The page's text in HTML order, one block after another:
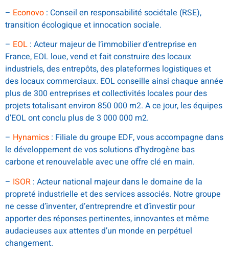
– Econovo : Conseil en responsabilité sociétale (RSE),
transition écologique et innocation sociale.
– EOL : Acteur majeur de l’immobilier d’entreprise en
France, EOL loue, vend et fait construire des locaux
industriels, des entrepôts, des plateformes logistiques et
des locaux commerciaux. EOL conseille ainsi chaque année
plus de 300 entreprises et collectivités locales pour des
projets totalisant environ 850 000 m2. A ce jour, les équipes
d’EOL ont conclu plus de 3 000 000 m2.
– Hynamics : Filiale du groupe EDF, vous accompagne dans
le développement de vos solutions d’hydrogène bas
carbone et renouvelable avec une offre clé en main.
– ISOR : Acteur national majeur dans le domaine de la
propreté industrielle et des services associés. Notre groupe
ne cesse d’inventer, d’entreprendre et d’investir pour
apporter des réponses pertinentes, innovantes et même
audacieuses aux attentes d’un monde en perpétuel
changement.